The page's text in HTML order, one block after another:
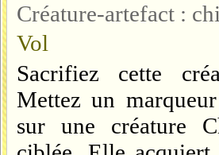
Créature-artefact :
Vol
Sacrifiez cette
Mettez un
sur une créature